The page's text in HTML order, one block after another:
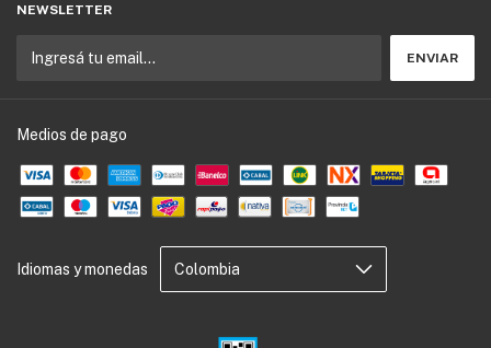
NEWSLETTER
Medios de pago
Idiomas y monedas